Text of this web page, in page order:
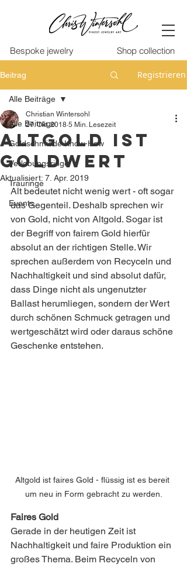
Bespoke jewelry Shop collection
Beitrag Registrieren
Alle Beiträge
Goldschmiede Know-How
Verlobungsringe
Trauringe
Events
Alle Beiträge
Altgold ist
goldwert
Christian Wintersohl
27. Okt. 2018 5 Min. Lesezeit
Aktualisiert: 7. Apr. 2019
Alt bedeutet nicht wenig wert - oft sogar
das Gegenteil. Deshalb sprechen wir
von Gold, nicht von Altgold. Sogar ist
der Begriff von fairem Gold hierfür
absolut an der richtigen Stelle. Wir
sprechen außerdem von Recyceln und
Nachhaltigkeit und sind absolut dafür,
dass Dinge nicht als ungenutzter
Ballast herumliegen, sondern der Wert
durch schönen Schmuck getragen und
wertgeschätzt wird oder daraus schöne
Geschenke entstehen.
Altgold ist faires Gold - flüssig ist es bereit
um neu in Form gebracht zu werden.
Faires Gold
Gerade in der heutigen Zeit ist
Nachhaltigkeit und faire Produktion ein
großes Thema. Beim Recyceln von